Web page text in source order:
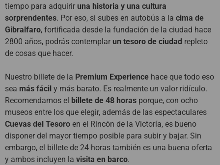
tiempo para adquirir una historia y una cultura
sorprendentes. Por eso, si subes en autobús a la cima de
Gibralfaro, fortificada desde la fundación de la ciudad hace
2800 años, podrás contemplar un tesoro de ciudad repleto
de cosas que hacer.
Nuestro billete de la Premium Experience hace que todo eso
sea más fácil y más barato. Es realmente un valor ridículo.
Recomendamos el billete de 48 horas porque, con ocho
museos entre los que elegir, además de las espectaculares
Cuevas del Tesoro en el Rincón de la Victoría, es bueno
disponer del mayor tiempo posible para subir y bajar. Sin
embargo, el billete de 24 horas también es una buena oferta
y ambos incluyen la visita en barco.